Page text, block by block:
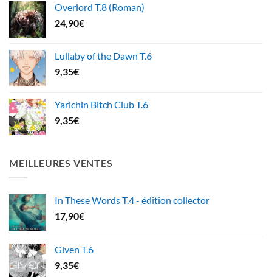
Overlord T.8 (Roman)
24,90€
Lullaby of the Dawn T.6
9,35€
Yarichin Bitch Club T.6
9,35€
MEILLEURES VENTES
In These Words T.4 - édition collector
17,90€
Given T.6
9,35€